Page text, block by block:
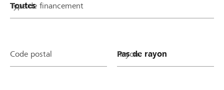
Type de financement
Code postal Rayon